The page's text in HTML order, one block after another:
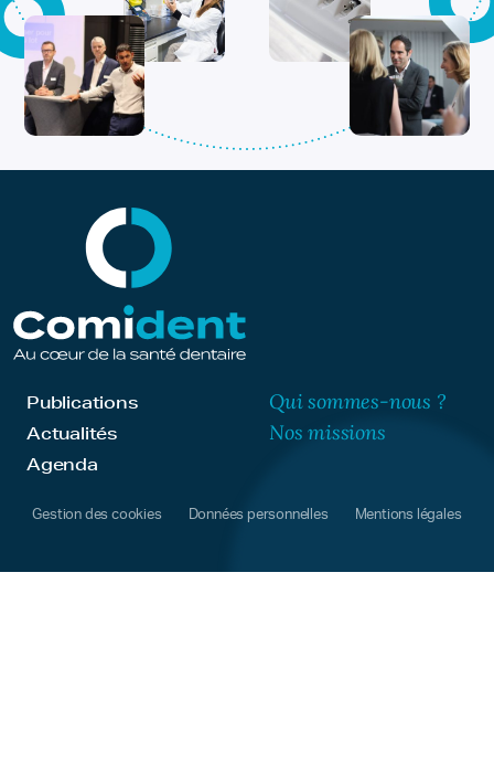
Publications
Actualités
Agenda
Qui sommes-nous ?
Nos missions
Gestion des cookies Données personnelles Mentions légales